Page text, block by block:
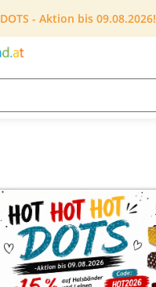
- Aktion bis 09.08.2026!